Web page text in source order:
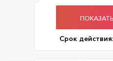
Срок действия: